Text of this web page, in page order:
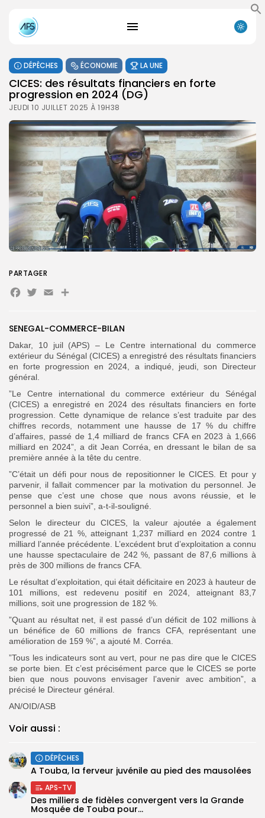
Search
FR
DÉPÊCHES ÉCONOMIE LA UNE
CICES: des résultats financiers en forte
progression en 2024 (DG)
JEUDI 10 JUILLET 2025 À 19H38
SENEGAL-COMMERCE-BILAN
Dakar, 10 juil (APS)– Le Centre international du commerce
extérieur du Sénégal (CICES) a enregistré des résultats financiers
en forte progression en 2024, a indiqué, jeudi, son Directeur
général.
”Le Centre international du commerce extérieur du Sénégal
(CICES) a enregistré en 2024 des résultats financiers en forte
progression.Cette dynamique de relance s’est traduite par des
chiffres records, notamment une hausse de 17 % du chiffre
d’affaires, passé de 1,4 milliard de francs CFA en 2023 à 1,666
milliard en 2024”, a dit Jean Corréa, en dressant le bilan de sa
première année à la tête du centre.
”C’était un défi pour nous de repositionner le CICES. Et pour y
parvenir, il fallait commencer par la motivation du personnel. Je
pense que c’est une chose que nous avons réussie, et le
personnel a bien suivi”, a-t-il-souligné.
Selon le directeur du CICES, la valeur ajoutée a également
progressé de 21 %, atteignant 1,237 milliard en 2024 contre 1
milliard l’année précédente. L’excédent brut d’exploitation a connu
une hausse spectaculaire de 242 %, passant de 87,6 millions à
près de 300 millions de francs CFA.
Le résultat d’exploitation, qui était déficitaire en 2023 à hauteur de
101 millions, est redevenu positif en 2024, atteignant 83,7
millions, soit une progression de 182 %.
”Quant au résultat net, il est passé d’un déficit de 102 millions à
un bénéfice de 60 millions de francs CFA, représentant une
amélioration de 159 %”, a ajouté M. Corréa.
”Tous les indicateurs sont au vert, pour ne pas dire que le CICES
se porte bien. Et c’est précisément parce que le CICES se porte
bien que nous pouvons envisager l’avenir avec ambition”, a
précisé le Directeur général.
AN/OID/ASB
Voir aussi :
DÉPÊCHES
A Touba, la ferveur juvénile au pied des mausolées
APS-TV
Des milliers de fidèles convergent vers la Grande
Mosquée de Touba pour...
PARTAGER
Facebook
Twitter
EmailPartager